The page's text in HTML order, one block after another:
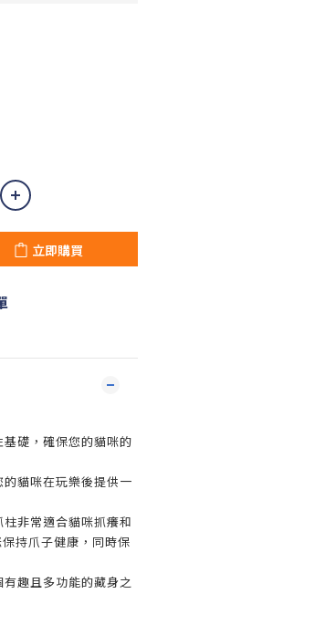
立即購買
礎，確保您的貓咪的
貓咪在玩樂後提供一
非常適合貓咪抓癢和
持爪子健康，同時保
趣且多功能的藏身之